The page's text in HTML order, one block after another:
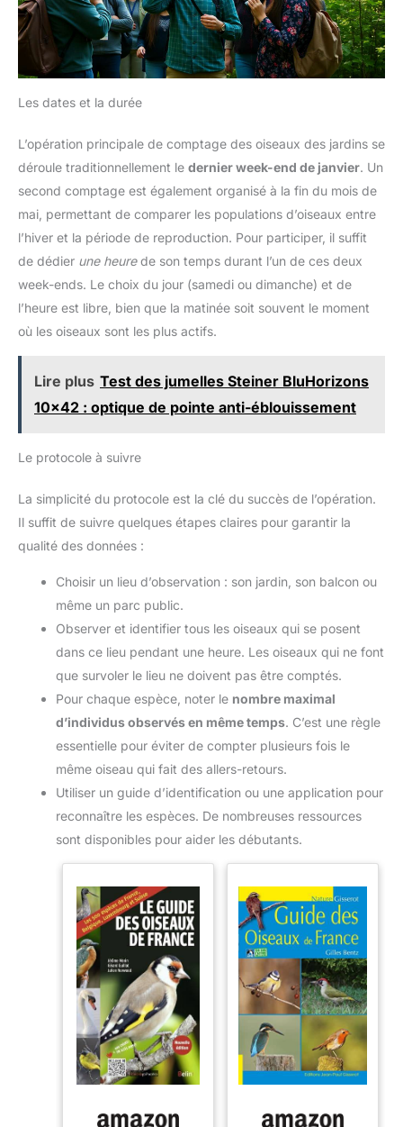
Les dates et la durée
L’opération principale de comptage des oiseaux des jardins se
déroule traditionnellement le dernier week-end de janvier. Un
second comptage est également organisé à la fin du mois de
mai, permettant de comparer les populations d’oiseaux entre
l’hiver et la période de reproduction. Pour participer, il suffit
de dédier une heurede son temps durant l’un de ces deux
week-ends. Le choix du jour (samedi ou dimanche) et de
l’heure est libre, bien que la matinée soit souvent le moment
où les oiseaux sont les plus actifs.
Lire plus Test des jumelles Steiner BluHorizons
10x42 : optique de pointe anti-éblouissement
Le protocole à suivre
La simplicité du protocole est la clé du succès de l’opération.
Il suffit de suivre quelques étapes claires pour garantir la
qualité des données :
Choisir un lieu d’observation : son jardin, son balcon ou
même un parc public.
Observer et identifier tous les oiseaux qui se posent
dans ce lieu pendant une heure. Les oiseaux qui ne font
que survoler le lieu ne doivent pas être comptés.
Pour chaque espèce, noter le nombre maximal
d’individus observés en même temps. C’est une règle
essentielle pour éviter de compter plusieurs fois le
même oiseau qui fait des allers-retours.
Utiliser un guide d’identification ou une application pour
reconnaître les espèces. De nombreuses ressources
sont disponibles pour aider les débutants.